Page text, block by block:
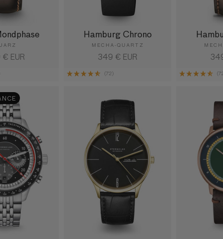
EUR
Hamburg Chrono
MECHA-QUARTZ
Normaler
349 € EUR
(72)